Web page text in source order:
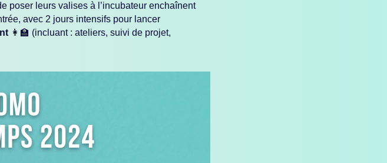
poser leurs valises à l’incubateur enchaînent
avec 2 jours intensifs pour lancer
👩‍🏫 (incluant : ateliers, suivi de projet,